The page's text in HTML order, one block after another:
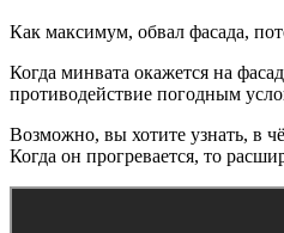
Как максимум, обвал фасада,
Когда минвата окажется на
противодействие погодным
Возможно, вы хотите узнать, в
Когда он прогревается, то